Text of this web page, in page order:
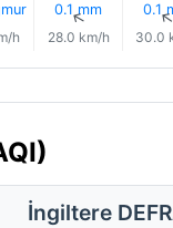
h
0.1 mm
↑
28.0 km/h
0.1
30.0
İngiltere